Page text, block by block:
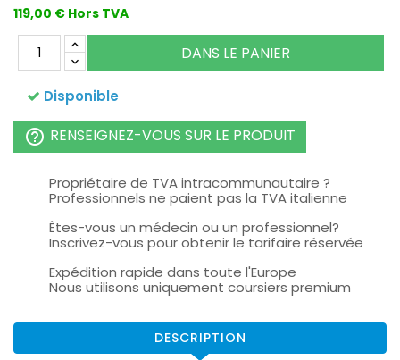
119,00 € Hors TVA
DANS LE PANIER
Disponible
help_outline RENSEIGNEZ-VOUS SUR LE PRODUIT
Propriétaire de TVA intracommunautaire ?
Professionnels ne paient pas la TVA italienne
Êtes-vous un médecin ou un professionnel?
Inscrivez-vous pour obtenir le tarifaire réservée
Expédition rapide dans toute l'Europe
Nous utilisons uniquement coursiers premium
DESCRIPTION